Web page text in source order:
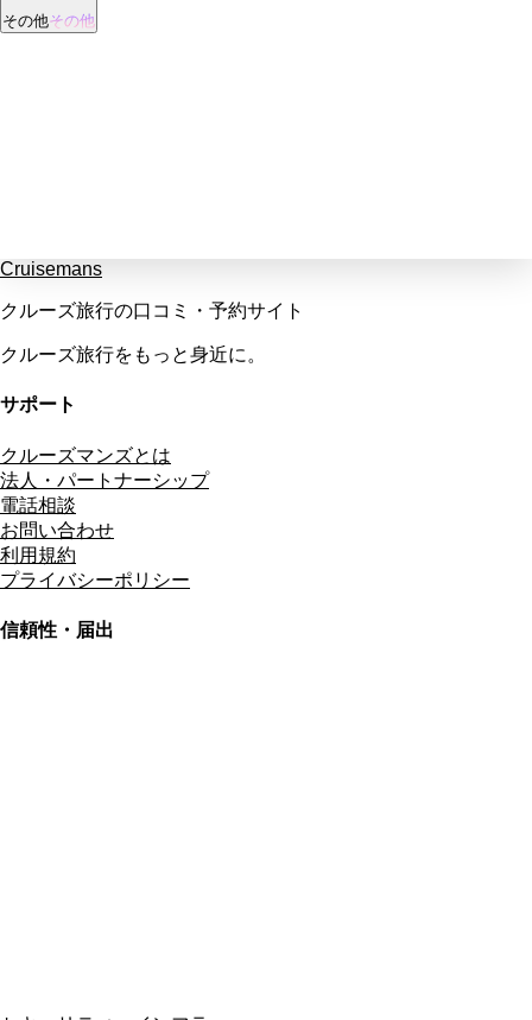
その他その他
Cruisemans
クルーズ旅行の口コミ・予約サイト
クルーズ旅行をもっと身近に。
サポート
クルーズマンズとは
法人・パートナーシップ
電話相談
お問い合わせ
利用規約
プライバシーポリシー
信頼性・届出